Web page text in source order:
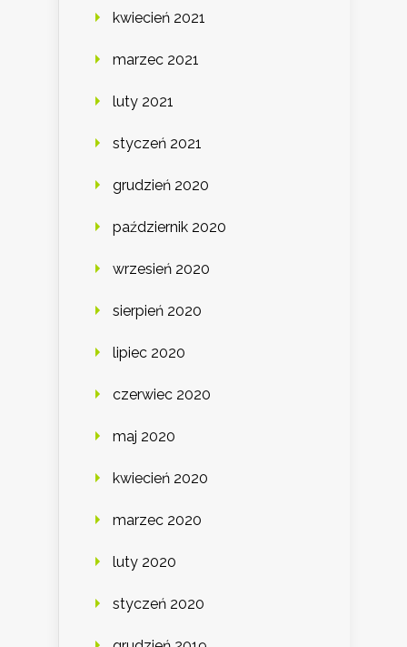
kwiecień 2021
marzec 2021
luty 2021
styczeń 2021
grudzień 2020
październik 2020
wrzesień 2020
sierpień 2020
lipiec 2020
czerwiec 2020
maj 2020
kwiecień 2020
marzec 2020
luty 2020
styczeń 2020